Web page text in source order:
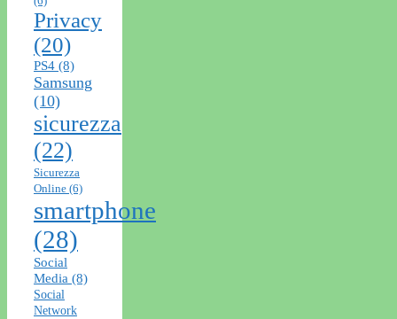
Privacy
(20)
PS4 (8)
Samsung
(10)
sicurezza
(22)
Sicurezza
Online (6)
smartphone
(28)
Social
Media (8)
Social
Network